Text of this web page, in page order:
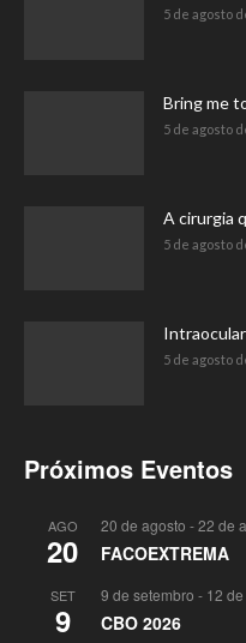
5 de agosto
Bring me
5 de agosto
A cirurgia
5 de agosto
5 de agosto
Próximos Eventos
AGO
20
20 de agosto -22 de
FACOEXTREMA
SET
9
9 de setembro - 12
CBO 2026